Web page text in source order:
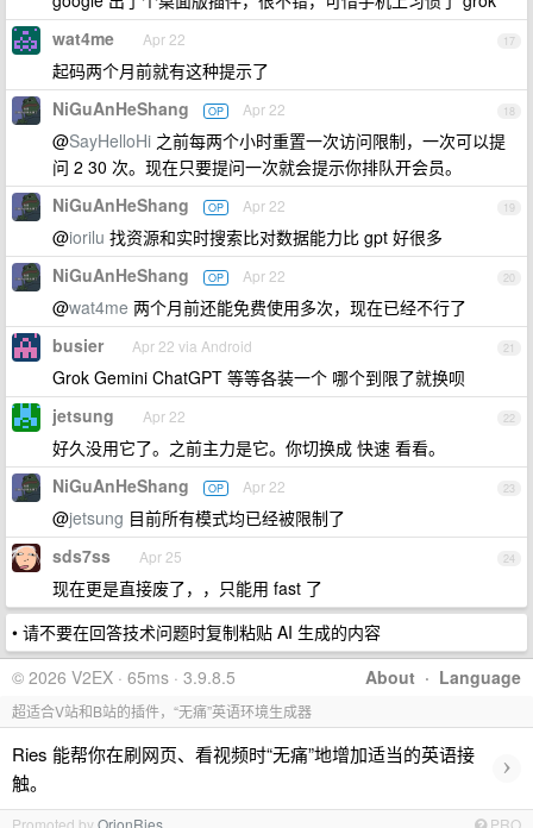
17
wat4me Apr 22
起码两个月前就有这种提示了
18
NiGuAnHeShang OP Apr 22
@SayHelloHi 之前每两个小时重置一次访问限制，一次可以提
问 2 30 次。现在只要提问一次就会提示你排队开会员。
19
NiGuAnHeShang OP Apr 22
@iorilu 找资源和实时搜索比对数据能力比 gpt 好很多
20
NiGuAnHeShang OP Apr 22
@wat4me 两个月前还能免费使用多次，现在已经不行了
21
busier Apr 22 via Android
Grok Gemini ChatGPT 等等各装一个 哪个到限了就换呗
22
jetsung Apr 22
好久没用它了。之前主力是它。你切换成 快速 看看。
23
NiGuAnHeShang OP Apr 22
@jetsung 目前所有模式均已经被限制了
24
sds7ss Apr 25
现在更是直接废了，，只能用 fast 了
• 请不要在回答技术问题时复制粘贴 AI 生成的内容
About · Language
© 2026 V2EX · 65ms · 3.9.8.5
超适合V站和B站的插件，“无痛”英语环境生成器
Ries 能帮你在刷网页、看视频时“无痛”地增加适当的英语接
触。
›
Promoted byOrionRies PRO